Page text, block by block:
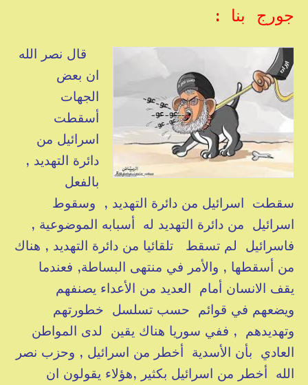
جورج بنا :
قال نصر الله
ان بعض
الجهات
أسقطت
اسرائيل من
دائرة التهديد ,
بالفعل
سقطت اسرائيل من دائرة التهديد , وسقوط
اسرائيل من دائرة التهديد له أسبابه الموضوعية ,
فاسرائيل لم تسقط تلقائيا من دائرة التهديد , هناك
من أسقطها , والأمر في منتهى البساطة, فعندما
يقف الانسان أمام العديد من الأعداء يصنفهم
ويضعهم في قوائم حسب تسلسل خطورتهم
وتهديدهم , ففي سوريا هناك يقين لدى المواطن
العادي بأن الأسدية أخطر من اسرائيل , وحزب نصر
الله أخطر من اسرائيل بكثير ,هؤلاء يقولون ان